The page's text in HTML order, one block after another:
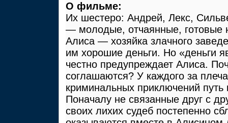
О фильме:
Их шестеро: Андрей, Лекс,
— молодые, отчаянные, готовые
Алиса — хозяйка злачного
им хорошие деньги. Но «деньги
честно предупреждает Алиса.
соглашаются? У каждого за
криминальных приключений
Поначалу не связанные друг с
своих лихих судеб постепенно